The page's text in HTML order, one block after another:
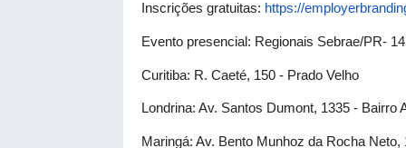
Inscrições gratuitas: https://
Evento presencial: Regionais Sebrae/PR-
Curitiba: R. Caeté, 150 - Prado Velho
Londrina: Av. Santos Dumont, 1335 - Bairro
Maringá: Av. Bento Munhoz da Rocha Neto,